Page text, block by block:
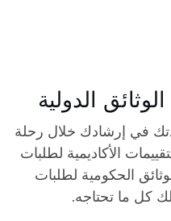
الدولية
في إرشادك خلال رحلة
الأكاديمية لطلبات
الحكومية لطلبات
كل ما تحتاجه.